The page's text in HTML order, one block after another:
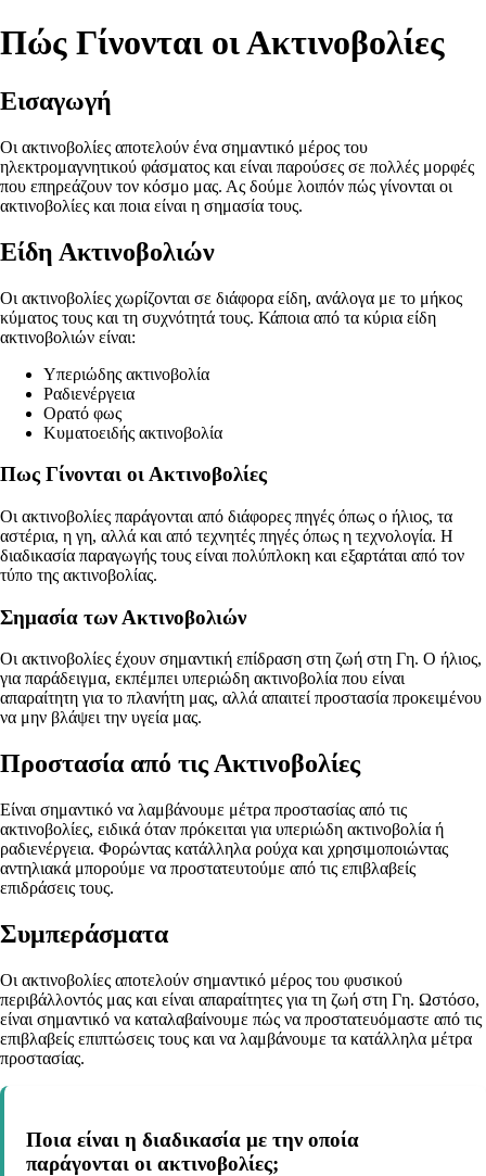
Πώς Γίνονται οι Ακτινοβολίες
Εισαγωγή
Οι ακτινοβολίες αποτελούν ένα σημαντικό μέρος του
ηλεκτρομαγνητικού φάσματος και είναι παρούσες σε πολλές μορφές
που επηρεάζουν τον κόσμο μας. Ας δούμε λοιπόν πώς γίνονται οι
ακτινοβολίες και ποια είναι η σημασία τους.
Είδη Ακτινοβολιών
Οι ακτινοβολίες χωρίζονται σε διάφορα είδη, ανάλογα με το μήκος
κύματος τους και τη συχνότητά τους. Κάποια από τα κύρια είδη
ακτινοβολιών είναι:
Υπεριώδης ακτινοβολία
Ραδιενέργεια
Ορατό φως
Κυματοειδής ακτινοβολία
Πως Γίνονται οι Ακτινοβολίες
Οι ακτινοβολίες παράγονται από διάφορες πηγές όπως ο ήλιος, τα
αστέρια, η γη, αλλά και από τεχνητές πηγές όπως η τεχνολογία. Η
διαδικασία παραγωγής τους είναι πολύπλοκη και εξαρτάται από τον
τύπο της ακτινοβολίας.
Σημασία των Ακτινοβολιών
Οι ακτινοβολίες έχουν σημαντική επίδραση στη ζωή στη Γη. Ο ήλιος,
για παράδειγμα, εκπέμπει υπεριώδη ακτινοβολία που είναι
απαραίτητη για το πλανήτη μας, αλλά απαιτεί προστασία προκειμένου
να μην βλάψει την υγεία μας.
Προστασία από τις Ακτινοβολίες
Είναι σημαντικό να λαμβάνουμε μέτρα προστασίας από τις
ακτινοβολίες, ειδικά όταν πρόκειται για υπεριώδη ακτινοβολία ή
ραδιενέργεια. Φορώντας κατάλληλα ρούχα και χρησιμοποιώντας
αντηλιακά μπορούμε να προστατευτούμε από τις επιβλαβείς
επιδράσεις τους.
Συμπεράσματα
Οι ακτινοβολίες αποτελούν σημαντικό μέρος του φυσικού
περιβάλλοντός μας και είναι απαραίτητες για τη ζωή στη Γη. Ωστόσο,
είναι σημαντικό να καταλαβαίνουμε πώς να προστατευόμαστε από τις
επιβλαβείς επιπτώσεις τους και να λαμβάνουμε τα κατάλληλα μέτρα
προστασίας.
Ποια είναι η διαδικασία με την οποία
παράγονται οι ακτινοβολίες;